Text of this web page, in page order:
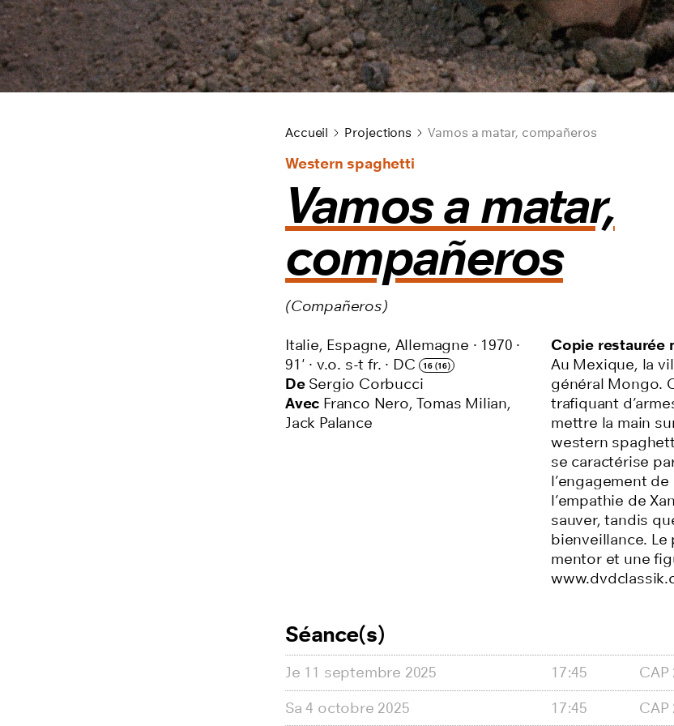
Accueil Projections Vamos a matar, compañeros
Western spaghetti
Vamos a matar,
compañeros
(Compañeros)
Italie, Espagne, Allemagne · 1970 ·
91' · v.o. s-t fr. · DC 16 (16)
DeSergio Corbucci
Avec Franco Nero, Tomas Milian,
Jack Palance
Copie restaurée
Au Mexique, la
général Mongo.
trafiquant
mettre la main
western
se caractérise
l’engagement
l’empathie de
sauver, tandis
bienveillance.
mentor et une
Séance(s)
Je 11 septembre 2025 17:45
CAP
Sa 4 octobre 2025 17:45 CAP